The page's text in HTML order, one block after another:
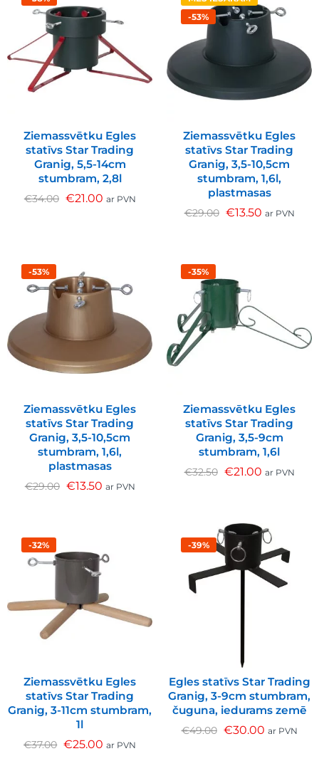
Ziemassvētku Egles
statīvs Star Trading
Granig, 5,5-14cm
stumbram, 2,8l
€34.00 €21.00 ar PVN
-53%
Ziemassvētku Egles
statīvs Star Trading
Granig, 3,5-10,5cm
stumbram, 1,6l,
plastmasas
€29.00 €13.50 ar PVN
-53%
Ziemassvētku Egles
statīvs Star Trading
Granig, 3,5-10,5cm
stumbram, 1,6l,
plastmasas
€29.00 €13.50 ar PVN
-35%
Ziemassvētku Egles
statīvs Star Trading
Granig, 3,5-9cm
stumbram, 1,6l
€32.50 €21.00 ar PVN
-32%
Ziemassvētku Egles
statīvs Star Trading
Granig, 3-11cm stumbram,
1l
€37.00 €25.00 ar PVN
-39%
Egles statīvs Star Trading
Granig, 3-9cm stumbram,
čuguna, iedurams zemē
€49.00 €30.00 ar PVN